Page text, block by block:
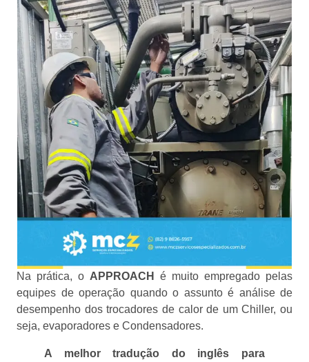
Na prática, o APPROACH
é muito empregado pelas
equipes de operação quando o assunto é análise de
desempenho dos trocadores de calor de um Chiller, ou
seja, evaporadores e Condensadores.
A melhor tradução do inglês para